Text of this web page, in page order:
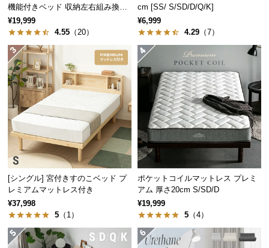
中
型
商
品
の
配
送
に
つ
小
型
商
品
の
配
機能付きベッド 収納左右組み換え
可能
¥19,999
4.55 （20）
cm [SS/ S/SD/D/Q/K]
¥6,999
4.29 （7）
[シングル] 宮付きすのこベッド プ
レミアムマットレス付き
¥37,998
5 （1）
ポケットコイルマットレス プレミ
アム 厚さ20cm S/SD/D
¥19,999
5 （4）